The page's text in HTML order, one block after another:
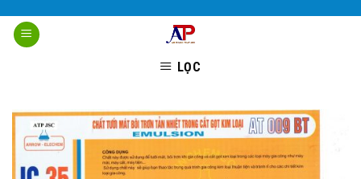
content
LỌC